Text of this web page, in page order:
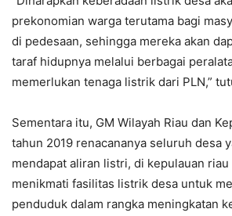
prekonomian warga terutama bagi
di pedesaan, sehingga mereka akan
taraf hidupnya melalui berbagai
memerlukan tenaga listrik dari PLN,”
Sementara itu, GM Wilayah Riau dan
tahun 2019 renacananya seluruh desa
mendapat aliran listri, di kepulauan riau
menikmati fasilitas listrik desa untuk
penduduk dalam rangka meningkatan